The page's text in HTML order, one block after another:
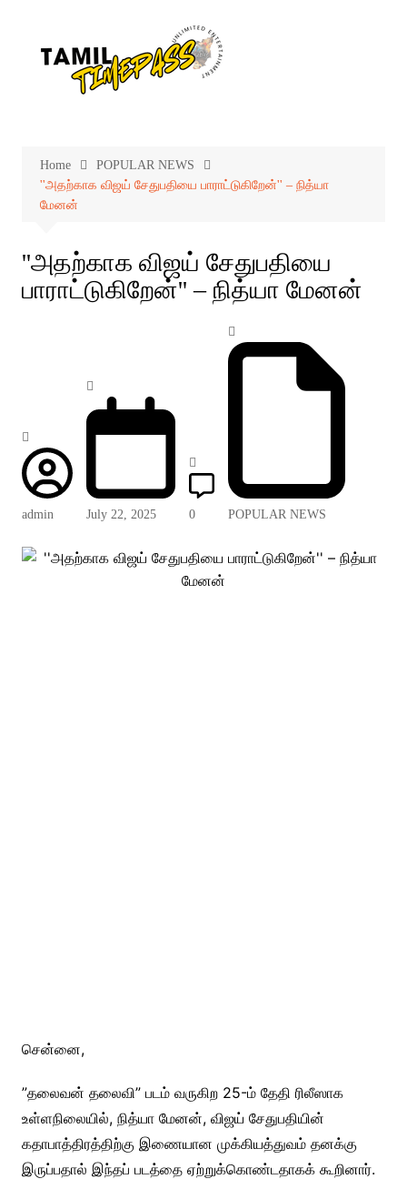
Home
POPULAR NEWS
''அதற்காக விஜய் சேதுபதியை பாராட்டுகிறேன்'' – நித்யா
மேனன்
''அதற்காக விஜய் சேதுபதியை
பாராட்டுகிறேன்'' – நித்யா மேனன்
admin July 22, 2025 0 POPULAR NEWS
சென்னை,
”தலைவன் தலைவி” படம் வருகிற 25-ம் தேதி ரிலீஸாக
உள்ளநிலையில், நித்யா மேனன், விஜய் சேதுபதியின்
கதாபாத்திரத்திற்கு இணையான முக்கியத்துவம் தனக்கு
இருப்பதால் இந்தப் படத்தை ஏற்றுக்கொண்டதாகக் கூறினார்.